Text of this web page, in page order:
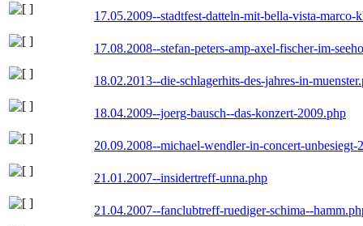
17.05.2009--stadtfest-datteln-mit-bella-vista-marco-
17.08.2008--stefan-peters-amp-axel-fischer-im-
18.02.2013--die-schlagerhits-des-jahres-in-
18.04.2009--joerg-bausch--das-konzert-2009.php
20.09.2008--michael-wendler-in-concert-unbesiegt-
21.01.2007--insidertreff-unna.php
21.04.2007--fanclubtreff-ruediger-schima--